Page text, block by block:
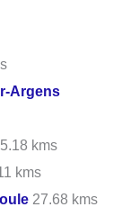
Argens
kms
kms
27.68 kms